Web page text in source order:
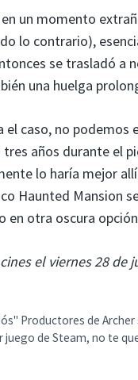
un momento
lo contrario),
se trasladó a
una huelga
el caso, no podemos
años durante el
lo haría mejor
Haunted Mansion
en otra oscura
el viernes 28 de
Productores de Archer
juego de Steam, no te